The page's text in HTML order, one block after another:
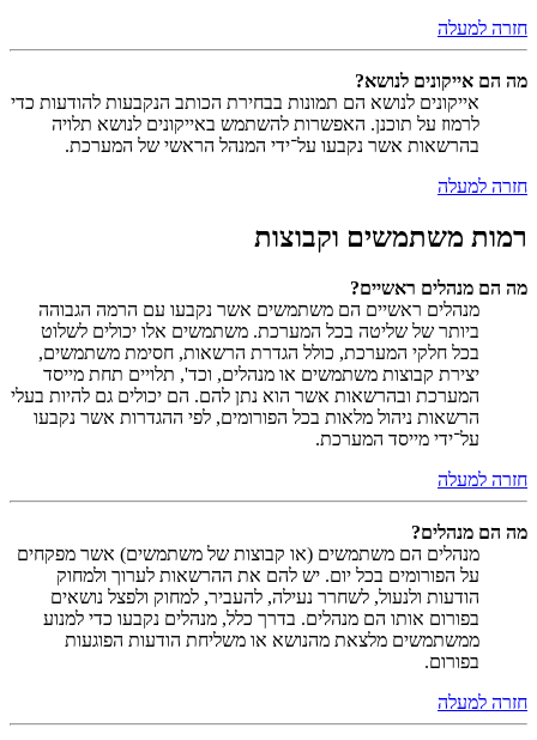
חזרה למעלה
מה הם אייקונים לנושא?
אייקונים לנושא הם תמונות בבחירת הכותב הנקבעות להודעות כדי
לרמוז על תוכנן. האפשרות להשתמש באייקונים לנושא תלויה
בהרשאות אשר נקבעו על־ידי המנהל הראשי של המערכת.
חזרה למעלה
רמות משתמשים וקבוצות
מה הם מנהלים ראשיים?
מנהלים ראשיים הם משתמשים אשר נקבעו עם הרמה הגבוהה
ביותר של שליטה בכל המערכת. משתמשים אלו יכולים לשלוט
בכל חלקי המערכת, כולל הגדרת הרשאות, חסימת משתמשים,
יצירת קבוצות משתמשים או מנהלים, וכד', תלויים תחת מייסד
המערכת ובהרשאות אשר הוא נתן להם. הם יכולים גם להיות בעלי
הרשאות ניהול מלאות בכל הפורומים, לפי ההגדרות אשר נקבעו
על־ידי מייסד המערכת.
חזרה למעלה
מה הם מנהלים?
מנהלים הם משתמשים (או קבוצות של משתמשים) אשר מפקחים
על הפורומים בכל יום. יש להם את ההרשאות לערוך ולמחוק
הודעות ולנעול, לשחרר נעילה, להעביר, למחוק ולפצל נושאים
בפורום אותו הם מנהלים. בדרך כלל, מנהלים נקבעו כדי למנוע
ממשתמשים מלצאת מהנושא או משליחת הודעות הפוגעות
בפורום.
חזרה למעלה